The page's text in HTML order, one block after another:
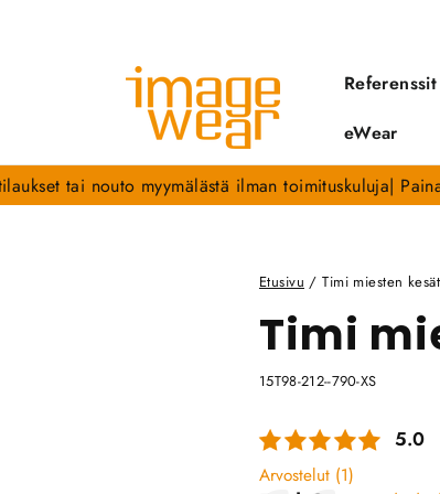
Referenssit
eWear
tai nouto myymälästä ilman toimituskuluja|
Etusivu / Timi miesten
Timi
15T98-212--790-XS
5.0
Arvostelut (1)